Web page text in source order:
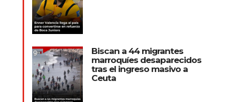
Biscan a 44 migrantes
marroquíes desaparecidos
tras el ingreso masivo a
Ceuta